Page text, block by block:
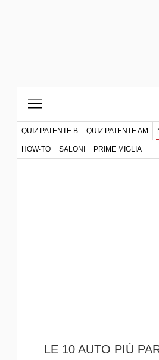
QUIZ PATENTE B QUIZ PATENTE AM
HOW-TO SALONI PRIME MIGLIA
LE 10 AUTO PIÙ